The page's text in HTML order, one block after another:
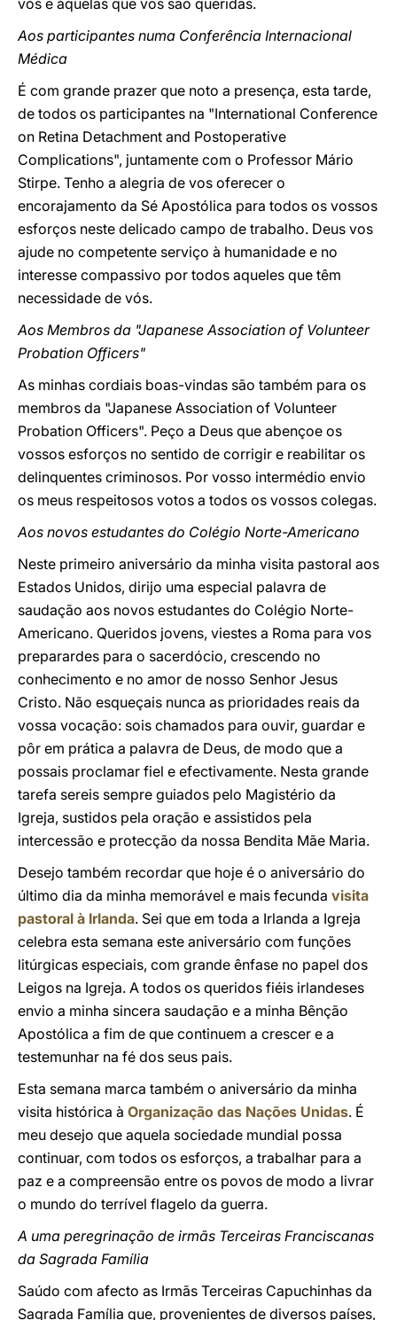
vós e àquelas que vos são queridas.
Aos participantes numa Conferência Internacional
Médica
É com grande prazer que noto a presença, esta tarde,
de todos os participantes na "International Conference
on Retina Detachment and Postoperative
Complications", juntamente com o Professor Mário
Stirpe. Tenho a alegria de vos oferecer o
encorajamento da Sé Apostólica para todos os vossos
esforços neste delicado campo de trabalho. Deus vos
ajude no competente serviço à humanidade e no
interesse compassivo por todos aqueles que têm
necessidade de vós.
Aos Membros da "Japanese Association of Volunteer
Probation Officers"
As minhas cordiais boas-vindas são também para os
membros da "Japanese Association of Volunteer
Probation Officers". Peço a Deus que abençoe os
vossos esforços no sentido de corrigir e reabilitar os
delinquentes criminosos. Por vosso intermédio envio
os meus respeitosos votos a todos os vossos colegas.
Aos novos estudantes do Colégio Norte-Americano
Neste primeiro aniversário da minha visita pastoral aos
Estados Unidos, dirijo uma especial palavra de
saudação aos novos estudantes do Colégio Norte-
Americano. Queridos jovens, viestes a Roma para vos
preparardes para o sacerdócio, crescendo no
conhecimento e no amor de nosso Senhor Jesus
Cristo. Não esqueçais nunca as prioridades reais da
vossa vocação: sois chamados para ouvir, guardar e
pôr em prática a palavra de Deus, de modo que a
possais proclamar fiel e efectivamente. Nesta grande
tarefa sereis sempre guiados pelo Magistério da
Igreja, sustidos pela oração e assistidos pela
intercessão e protecção da nossa Bendita Mãe Maria.
Desejo também recordar que hoje é o aniversário do
último dia da minha memorável e mais fecunda visita
pastoral à Irlanda. Sei que em toda a Irlanda a Igreja
celebra esta semana este aniversário com funções
litúrgicas especiais, com grande ênfase no papel dos
Leigos na Igreja. A todos os queridos fiéis irlandeses
envio a minha sincera saudação e a minha Bênção
Apostólica a fim de que continuem a crescer e a
testemunhar na fé dos seus pais.
Esta semana marca também o aniversário da minha
visita histórica à Organização das Nações Unidas. É
meu desejo que aquela sociedade mundial possa
continuar, com todos os esforços, a trabalhar para a
paz e a compreensão entre os povos de modo a livrar
o mundo do terrível flagelo da guerra.
A uma peregrinação de irmãs Terceiras Franciscanas
da Sagrada Família
Saúdo com afecto as Irmãs Terceiras Capuchinhas da
Sagrada Família que, provenientes de diversos países,